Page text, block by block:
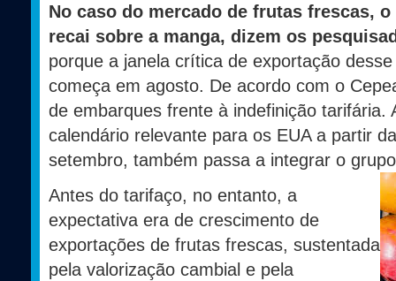
No caso do mercado de frutas frescas,
recai sobre a manga, dizem os
porque a janela crítica de exportação
começa em agosto. De acordo com o
de embarques frente à indefinição tarifária.
calendário relevante para os EUA a partir
setembro, também passa a integrar o
Antes do tarifaço, no entanto, a
expectativa era de crescimento de
exportações de frutas frescas, sustentada
pela valorização cambial e pela